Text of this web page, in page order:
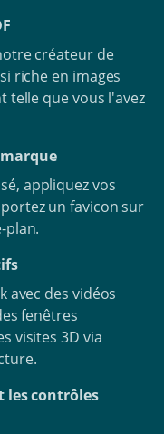
créateur de
riche en images
telle que vous l'avez
appliquez vos
un favicon sur
plan.
avec des vidéos
fenêtres
visites 3D via
les contrôles